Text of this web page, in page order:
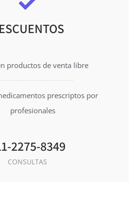
productos de venta libre
prescriptos por
profesionales
2275-8349
CONSULTAS